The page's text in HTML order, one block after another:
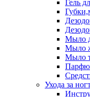
Гель
Мыло
Мыло
Мыло
Ухода за